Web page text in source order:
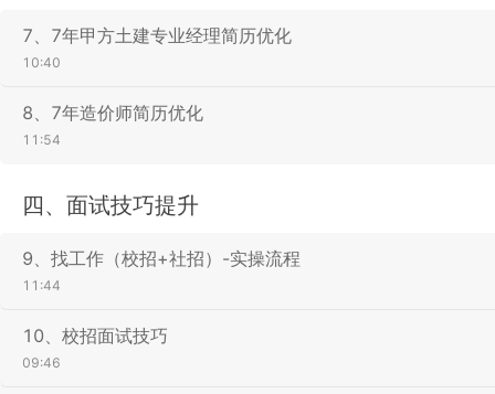
7、7年甲方土建专业经理简历优化
10:40
8、7年造价师简历优化
11:54
四、面试技巧提升
9、找工作（校招+社招）-实操流程
11:44
10、校招面试技巧
09:46